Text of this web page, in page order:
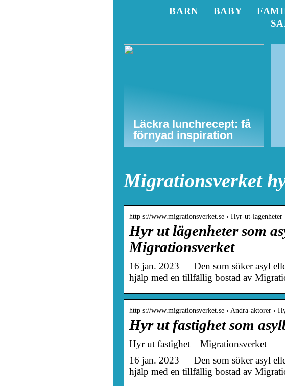
BARN BABY
Läckra lunchrecept: få
förnyad inspiration
Migrationsverket
http s://www.migrationsverket.se › Hyr-ut-lagenheter
Hyr ut lägenheter som
Migrationsverket
16 jan. 2023 — Den som söker asyl
hjälp med en tillfällig bostad av
http s://www.migrationsverket.se › Andra-aktorer ›
Hyr ut fastighet som
Hyr ut fastighet – Migrationsverket
16 jan. 2023 — Den som söker asyl
hjälp med en tillfällig bostad av